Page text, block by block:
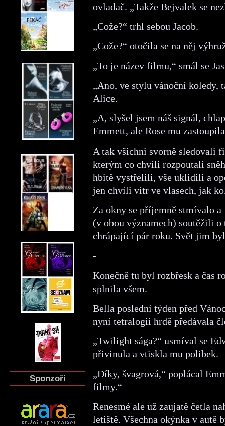
Sponzoři
ovladač. „Takže Bejvalek se
„Cože?“ trhl sebou Jacob.
„Cože?“ otočila se na něj
„To je název filmu,“ smál se
„Ano, ve stylu vánoční koledy,
Alice.
„A, slyšel jsem náš signál,
Emmett, ale Rose mu
A tak všichni svorně sledovali
kterým co chvíli rozpoutali
hbitě vystřelili, vše uklidili a
jen chvíli vítr ve vlasech, jak
Za okny se příjemně stmívalo a
(v obou významech) soutěžili
chrápající pár roku. Svět jim
-
Konečně tu byl rozbřesk a čas
splnila všem.
Bella poslední týden před
nyní tetralogii hrdě předávala
„Twilight sága?“ usmíval se
přivinula a vtiskla mu polibek.
„Díky, švagrová,“ poplácal
filmy.“
Renesmé ale už zaujatě četla
letiště. Všechna okýnka v autě